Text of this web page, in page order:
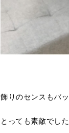
飾りのセンスもバ
とっても素敵でし